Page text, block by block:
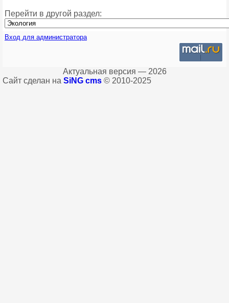
Перейти в другой раздел:
Вход для администратора
Актуальная версия — 2026
Сайт сделан на SiNG cms © 2010-2025